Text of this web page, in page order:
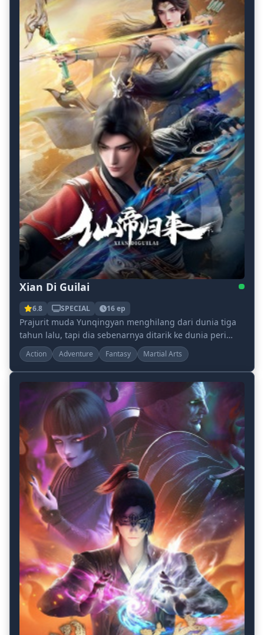
Xian Di Guilai
6.8 SPECIAL 16 ep
Prajurit muda Yunqingyan menghilang dari dunia tiga
tahun lalu, tapi dia sebenarnya ditarik ke dunia peri
selama tiga ribu tahun! Dengan bakatnya yang...
Action Adventure Fantasy Martial Arts